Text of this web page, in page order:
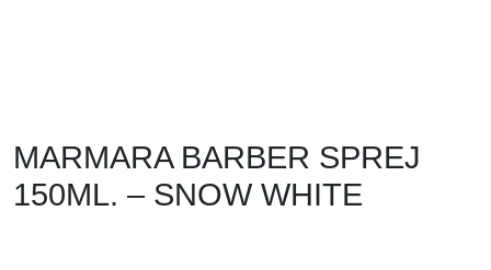
MARMARA BARBER SPREJ
150ML. – SNOW WHITE